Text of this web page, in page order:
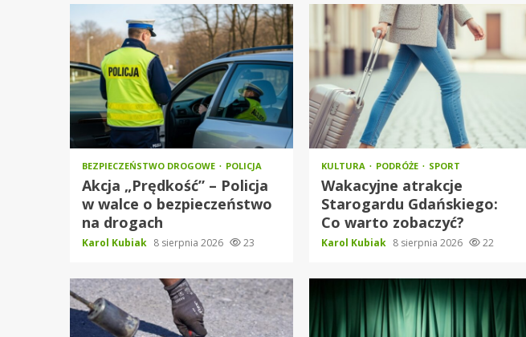
BEZPIECZEŃSTWO DROGOWE POLICJA
Akcja „Prędkość” – Policja
w walce o bezpieczeństwo
na drogach
Karol Kubiak 8 sierpnia 2026 23
KULTURA PODRÓŻE SPORT
Wakacyjne atrakcje
Starogardu Gdańskiego:
Co warto zobaczyć?
Karol Kubiak 8 sierpnia 2026 22